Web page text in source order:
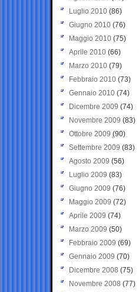
Luglio 2010 (86)
Giugno 2010 (76)
Maggio 2010 (75)
Aprile 2010 (66)
Marzo 2010 (79)
Febbraio 2010 (73)
Gennaio 2010 (74)
Dicembre 2009 (74)
Novembre 2009 (83)
Ottobre 2009 (90)
Settembre 2009 (83)
Agosto 2009 (56)
Luglio 2009 (83)
Giugno 2009 (76)
Maggio 2009 (72)
Aprile 2009 (74)
Marzo 2009 (50)
Febbraio 2009 (69)
Gennaio 2009 (70)
Dicembre 2008 (75)
Novembre 2008 (77)